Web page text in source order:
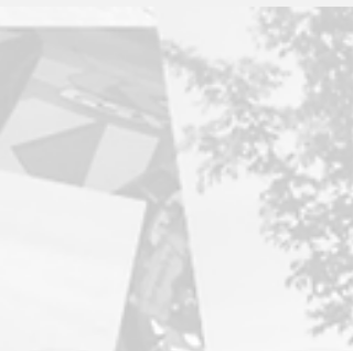
sábados, na cidade de Indaiatuba (SP).